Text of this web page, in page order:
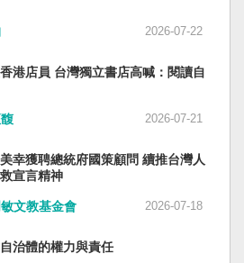
一五，台灣人在祖國的迷惘與
選擇，不只造成台灣集體命運
歷史，珍惜台灣自己的條件，
常化的國家。台灣是小而
在太平洋西南海域，一個閃亮
」這個你們立鑄為繼承之國碑
會尊重歷史，對殘餘中國做歷
。生活在台灣的人們應共同
」不構成侵權的新國家，開啟
力量協助救援。國軍與日本
時能提供人力、運輸、工程與
療體系；地方政府負責整體應
則協助交通管制、秩序維護
成熟的防災制度，需要的是整
育與社區演練，值得台灣參
非照搬制度，而是思考如何建
的防災文化。 防災的目的，
害中生存下來，更是在災害發
要求人民只能服從撤離命令，
2026-07-22
港店員 台灣獨立書店高喊：閱讀自
2026-07-21
幸獲聘總統府國策顧問 續推台灣人
宣言精神
文教基金會 2026-07-18
治體的權力與責任